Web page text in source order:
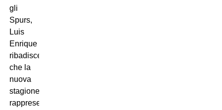
gli
Spurs,
Luis
Enrique
ribadisce
che la
nuova
stagione
rappresenta